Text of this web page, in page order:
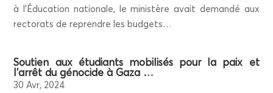
à l’Éducation natio­nale, le minis­tère avait deman­dé aux
rec­to­rats de reprendre les budgets…
Sou­tien aux étu­diants mobi­li­sés pour la paix et
l’arrêt du géno­cide à Gaza …
30 Avr, 2024